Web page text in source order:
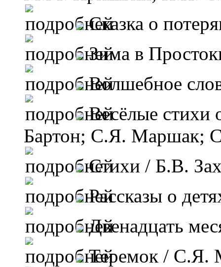
Сказка о
Зима в
Волшебное
Весёлые стихи
Бартон; С.Я. Маршак;
Стихи / Б.В.
Рассказы о
Двенадцать
Теремок / С.Я.